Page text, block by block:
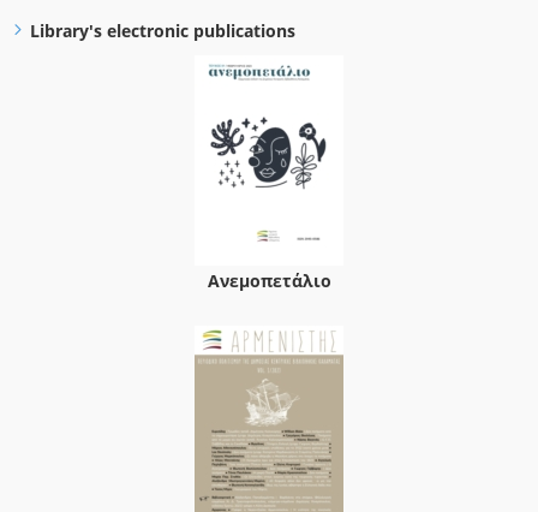
Library's electronic publications
Ανεμοπετάλιο